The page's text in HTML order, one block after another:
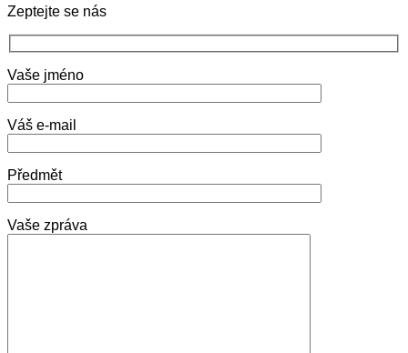
Zeptejte se nás
Vaše jméno
Váš e-mail
Předmět
Vaše zpráva